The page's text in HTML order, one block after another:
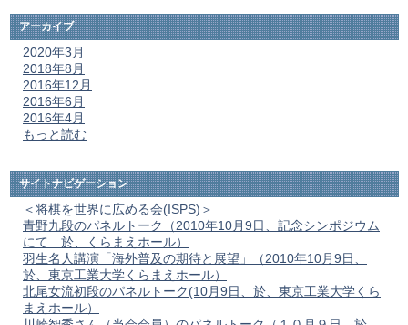
アーカイブ
2020年3月
2018年8月
2016年12月
2016年6月
2016年4月
もっと読む
サイトナビゲーション
＜将棋を世界に広める会(ISPS)＞
青野九段のパネルトーク（2010年10月9日、記念シンポジウム
にて 於、くらまえホール）
羽生名人講演「海外普及の期待と展望」（2010年10月9日、
於、東京工業大学くらまえホール）
北尾女流初段のパネルトーク(10月9日、於、東京工業大学くら
まえホール）